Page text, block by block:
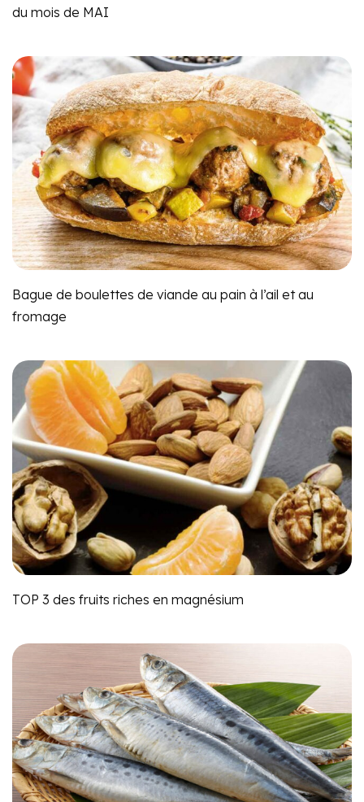
du mois de MAI
Bague de boulettes de viande au pain à l’ail et au
fromage
TOP 3 des fruits riches en magnésium